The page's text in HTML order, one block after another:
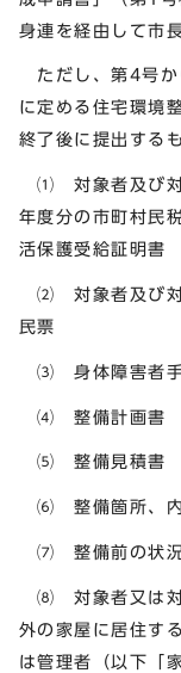
身連を経由して市
ただし、第4号か
に定める住宅環境
終了後に提出する
⑴ 対象者及び対
年度分の市町村民
活保護受給証明書
⑵ 対象者及び対
民票
⑶ 身体障害者手
⑷ 整備計画書
⑸ 整備見積書
⑹ 整備箇所、内
⑺ 整備前の状況
⑻ 対象者又は対
外の家屋に居住す
は管理者（以下「